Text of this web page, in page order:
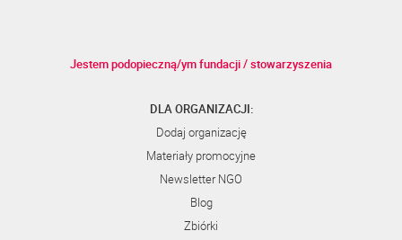
Jestem podopieczną/ym fundacji / stowarzyszenia
DLA ORGANIZACJI:
Dodaj organizację
Materiały promocyjne
Newsletter NGO
Blog
Zbiórki